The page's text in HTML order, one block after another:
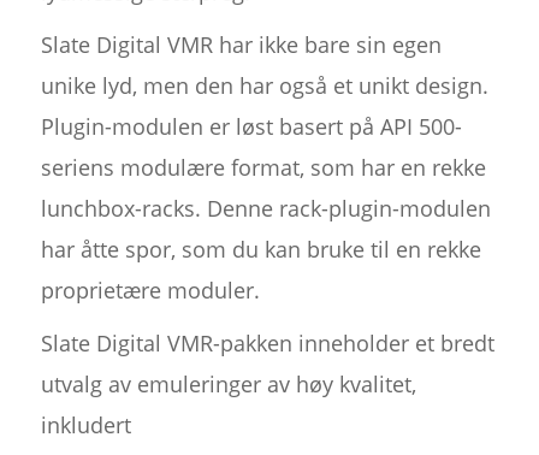
Slate Digital VMR har ikke bare sin egen
unike lyd, men den har også et unikt design.
Plugin-modulen er løst basert på API 500-
seriens modulære format, som har en rekke
lunchbox-racks. Denne rack-plugin-modulen
har åtte spor, som du kan bruke til en rekke
proprietære moduler.
Slate Digital VMR-pakken inneholder et bredt
utvalg av emuleringer av høy kvalitet,
inkludert